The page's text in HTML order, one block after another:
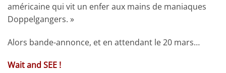
américaine qui vit un enfer aux mains de maniaques
Doppelgangers. »
Alors bande-annonce, et en attendant le 20 mars…
Wait and SEE !